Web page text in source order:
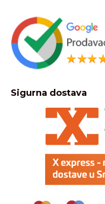
Sigurna dostava